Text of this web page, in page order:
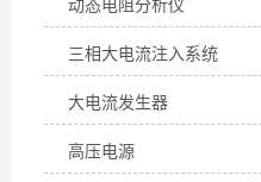
动态电阻分析仪
三相大电流注入系统
大电流发生器
高压电源